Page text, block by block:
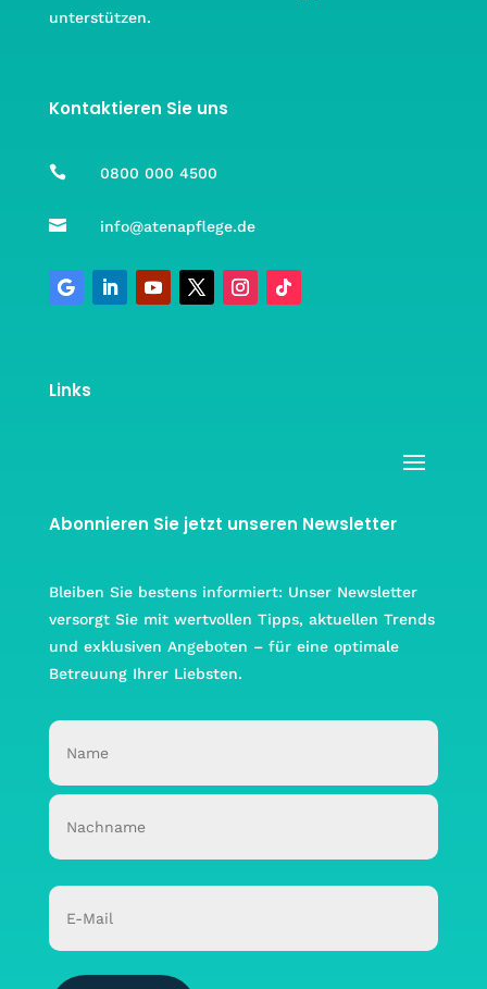
unterstützen.
Kontaktieren Sie uns
 0800 000 4500
 info@atenapflege.de
Links
Abonnieren Sie jetzt unseren Newsletter
Bleiben Sie bestens informiert: Unser Newsletter
versorgt Sie mit wertvollen Tipps, aktuellen Trends
und exklusiven Angeboten – für eine optimale
Betreuung Ihrer Liebsten.
Name
(erforderlich)
Vorname
Email
(erforderlich)